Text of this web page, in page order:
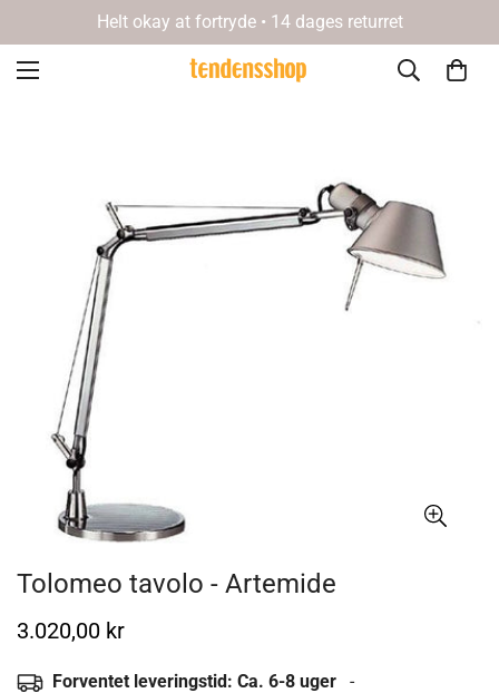
Helt okay at fortryde • 14 dages returret
Tolomeo tavolo - Artemide
Normal
3.020,00 kr
Forventet leveringstid: Ca. 6-8 uger -